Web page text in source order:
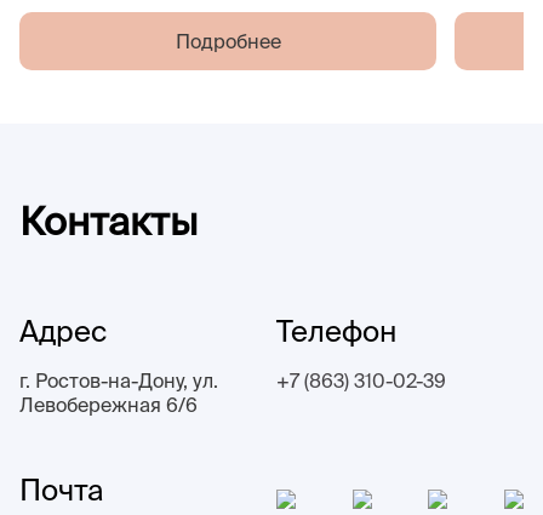
Подробнее
Контакты
Адрес
г. Ростов-на-Дону, ул.
Левобережная 6/6
Телефон
+7 (863) 310-02-39
Почта